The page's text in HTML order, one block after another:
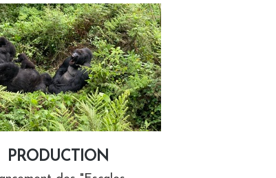
PRODUCTION